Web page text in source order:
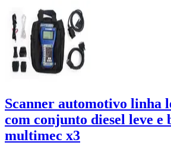
Scanner automotivo linha
com conjunto diesel leve e
multimec x3